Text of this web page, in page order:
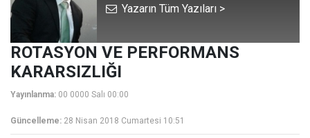
Yazarın Tüm Yazıları >
ROTASYON VE PERFORMANS
KARARSIZLIĞI
Yayınlanma: 00 0000 Salı 00:00
Güncelleme: 28 Nisan 2018 Cumartesi 10:51